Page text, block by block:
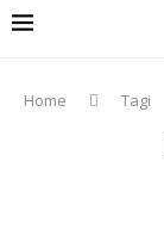
Home Tagi